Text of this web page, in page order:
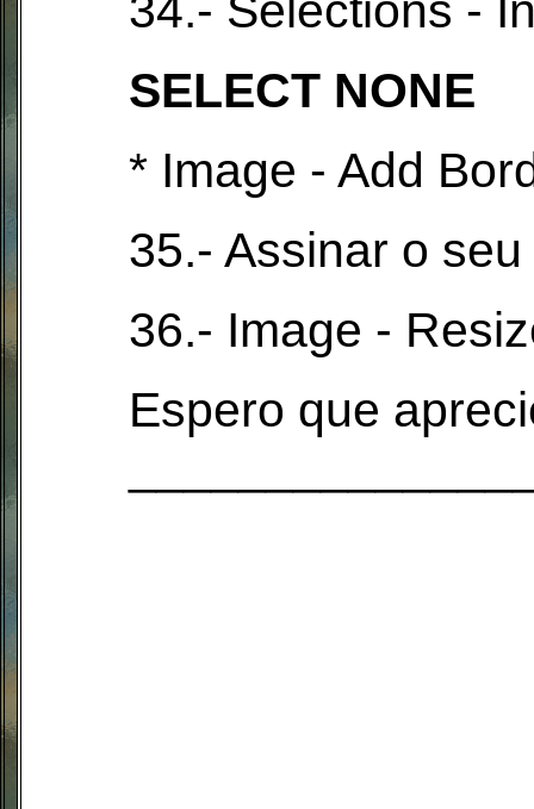
SELECT NONE
* Image - Add
35.- Assinar o
36.- Image -
Espero que